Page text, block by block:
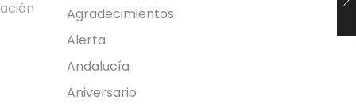
Agradecimientos
Alerta
Andalucía
Aniversario